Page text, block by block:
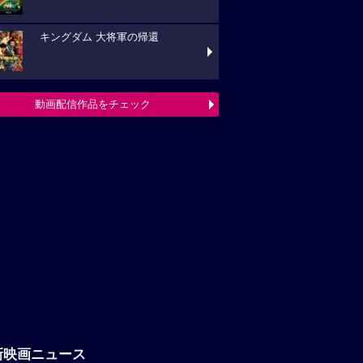
キングダム 大将軍の帰還
動画配信作品をチェック
映画ニュース